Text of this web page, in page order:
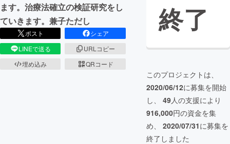
ます。治療法確立の検証研究をし
ていきます。兼子ただし
ポスト
シェア
LINEで送る
URLコピー
埋め込み
QRコード
終了
このプロジェクトは、
2020/06/12に募集を開始
し、 49人の支援により
916,000円の資金を集
め、 2020/07/31に募集を
終了しました